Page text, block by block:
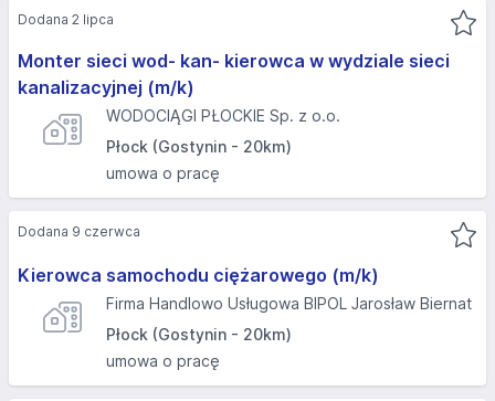
Monter sieci wod- kan- kierowca w wydziale sieci
kanalizacyjnej (m/k)
WODOCIĄGI PŁOCKIE Sp. z o.o.
Płock (Gostynin - 20km)
umowa o pracę
Dodana 2 lipca
Kierowca samochodu ciężarowego (m/k)
Firma Handlowo Usługowa BIPOL Jarosław Biernat
Płock (Gostynin - 20km)
umowa o pracę
Dodana 9 czerwca